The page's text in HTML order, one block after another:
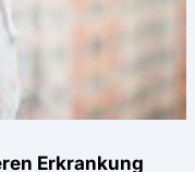
Erkrankung